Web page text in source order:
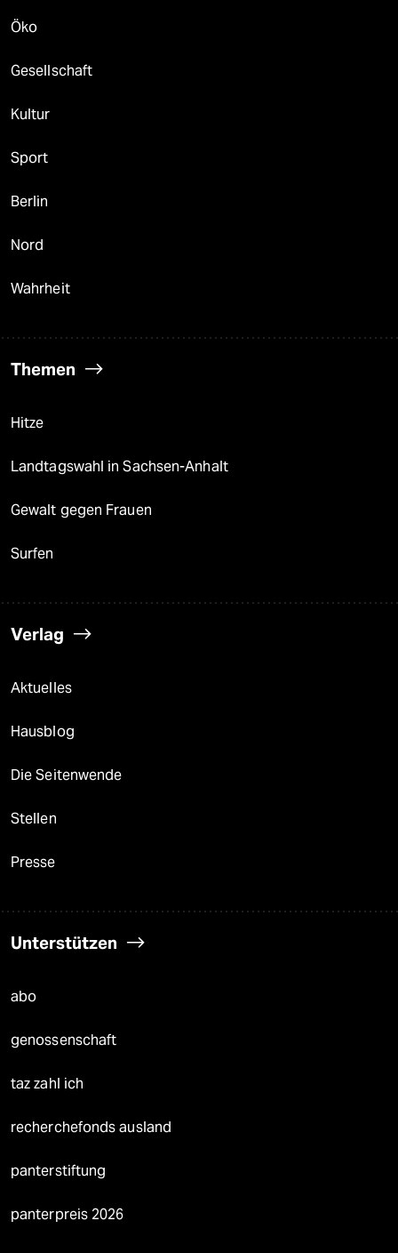
Öko
Gesellschaft
Kultur
Sport
Berlin
Nord
Wahrheit
Themen
Hitze
Landtagswahl in Sachsen-Anhalt
Gewalt gegen Frauen
Surfen
Verlag
Aktuelles
Hausblog
Die Seitenwende
Stellen
Presse
Unterstützen
abo
genossenschaft
taz zahl ich
recherchefonds ausland
panterstiftung
panterpreis 2026